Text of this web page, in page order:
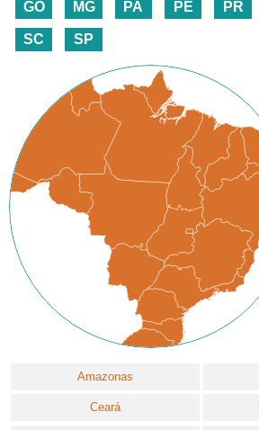
GO MG PA PE PR
SC SP
Amazonas
Ceará